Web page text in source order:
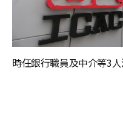
時任銀行職員及中介等3